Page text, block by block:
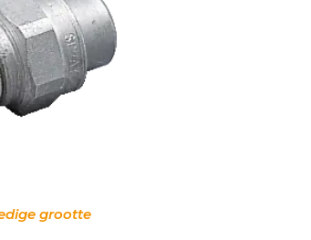
grootte